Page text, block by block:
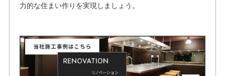
力的な住まい作りを実現しましょう。